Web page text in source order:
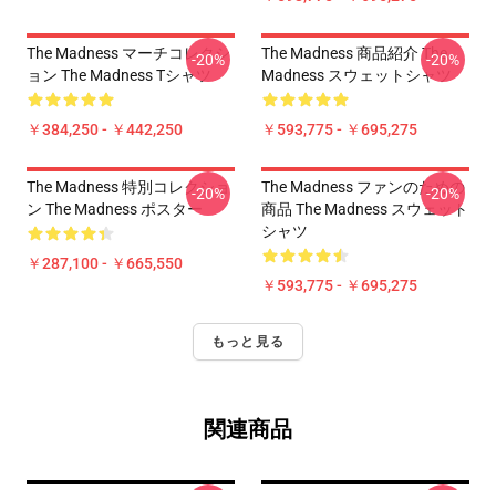
The Madness マーチコレクシ
ョン The Madness Tシャツ
￥384,250 - ￥442,250
-20%
The Madness 商品紹介 The
Madness スウェットシャツ
￥593,775 - ￥695,275
-20%
The Madness 特別コレクショ
ン The Madness ポスター
￥287,100 - ￥665,550
-20%
The Madness ファンのための
商品 The Madness スウェット
シャツ
￥593,775 - ￥695,275
-20%
もっと見る
関連商品